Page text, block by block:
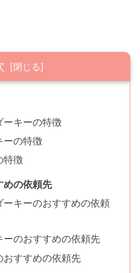
ーキーの特徴
ーの特徴
特徴
めの依頼先
ーキーのおすすめの依頼
ーのおすすめの依頼先
おすすめの依頼先